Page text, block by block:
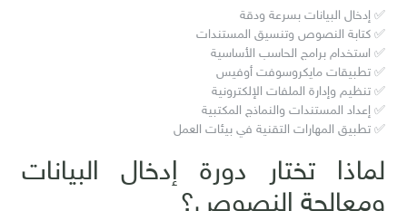
✅ إدخال البيانات بسرعة ودقة
✅ كتابة النصوص وتنسيق المستندات
✅ استخدام برامج الحاسب الأساسية
✅ تطبيقات مايكروسوفت أوفيس
✅ تنظيم وإدارة الملفات الإلكترونية
✅ إعداد المستندات والنماذج المكتبية
✅ تطبيق المهارات التقنية في بيئات العمل
لماذا تختار دورة إدخال البيانات
ومعالجة النصوص؟